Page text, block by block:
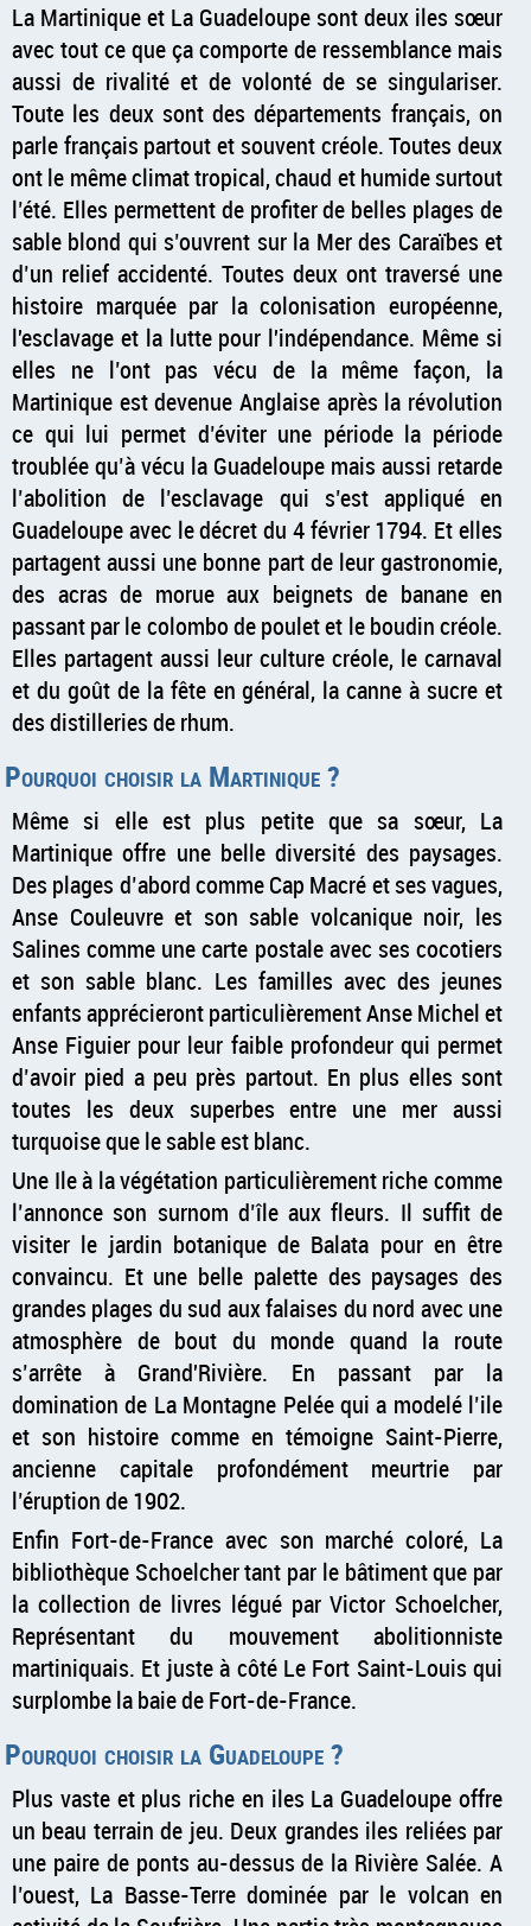
La Martinique et La Guadeloupe sont deux iles sœur
avec tout ce que ça comporte de ressemblance mais
aussi de rivalité et de volonté de se singulariser.
Toute les deux sont des départements français, on
parle français partout et souvent créole. Toutes deux
ont le même climat tropical, chaud et humide surtout
l’été. Elles permettent de profiter de belles plages de
sable blond qui s’ouvrent sur la Mer des Caraïbes et
d’un relief accidenté. Toutes deux ont traversé une
histoire marquée par la colonisation européenne,
l'esclavage et la lutte pour l'indépendance. Même si
elles ne l’ont pas vécu de la même façon, la
Martinique est devenue Anglaise après la révolution
ce qui lui permet d’éviter une période la période
troublée qu’à vécu la Guadeloupe mais aussi retarde
l’abolition de l’esclavage qui s’est appliqué en
Guadeloupe avec le décret du 4 février 1794. Et elles
partagent aussi une bonne part de leur gastronomie,
des acras de morue aux beignets de banane en
passant par le colombo de poulet et le boudin créole.
Elles partagent aussi leur culture créole, le carnaval
et du goût de la fête en général, la canne à sucre et
des distilleries de rhum.
Pourquoi choisir la Martinique ?
Même si elle est plus petite que sa sœur, La
Martinique offre une belle diversité des paysages.
Des plages d’abord comme Cap Macré et ses vagues,
Anse Couleuvre et son sable volcanique noir, les
Salines comme une carte postale avec ses cocotiers
et son sable blanc. Les familles avec des jeunes
enfants apprécieront particulièrement Anse Michel et
Anse Figuier pour leur faible profondeur qui permet
d’avoir pied a peu près partout. En plus elles sont
toutes les deux superbes entre une mer aussi
turquoise que le sable est blanc.
Une Ile à la végétation particulièrement riche comme
l’annonce son surnom d’île aux fleurs. Il suffit de
visiter le jardin botanique de Balata pour en être
convaincu. Et une belle palette des paysages des
grandes plages du sud aux falaises du nord avec une
atmosphère de bout du monde quand la route
s’arrête à Grand'Rivière. En passant par la
domination de La Montagne Pelée qui a modelé l’ile
et son histoire comme en témoigne Saint-Pierre,
ancienne capitale profondément meurtrie par
l’éruption de 1902.
Enfin Fort-de-France avec son marché coloré, La
bibliothèque Schoelcher tant par le bâtiment que par
la collection de livres légué par Victor Schoelcher,
Représentant du mouvement abolitionniste
martiniquais. Et juste à côté Le Fort Saint-Louis qui
surplombe la baie de Fort-de-France.
Pourquoi choisir la Guadeloupe ?
Plus vaste et plus riche en iles La Guadeloupe offre
un beau terrain de jeu. Deux grandes iles reliées par
une paire de ponts au-dessus de la Rivière Salée. A
l’ouest, La Basse-Terre dominée par le volcan en